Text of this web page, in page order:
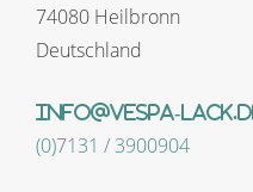
74080 Heilbronn
Deutschland
info@vespa-
(0)7131 / 3900904